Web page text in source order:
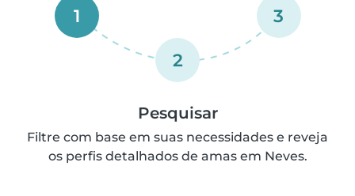
1
2
3
Pesquisar
Filtre com base em suas necessidades e reveja
os perfis detalhados de amas em Neves.